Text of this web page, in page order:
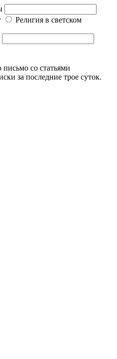
Религия в светском
со статьями
за последние трое суток.